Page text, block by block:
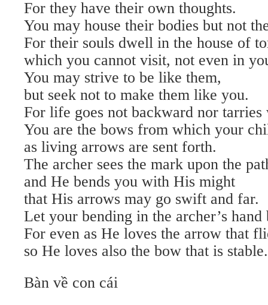
For they have their own thoughts.
You may house their bodies but not
For their souls dwell in the house of
which you cannot visit, not even in
You may strive to be like them,
but seek not to make them like you.
For life goes not backward nor tarries
You are the bows from which your
as living arrows are sent forth.
The archer sees the mark upon the
and He bends you with His might
that His arrows may go swift and far.
Let your bending in the archer’s hand
For even as He loves the arrow that
so He loves also the bow that is stable.
Bàn về con cái